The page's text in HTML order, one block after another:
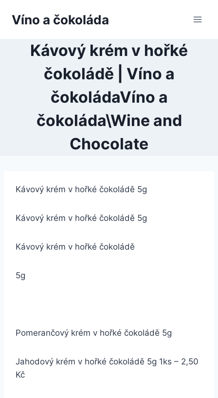
Víno a čokoláda
Kávový krém v hořké
čokoládě | Víno a
čokoládaVíno a
čokoláda\Wine and
Chocolate
Kávový krém v hořké čokoládě 5g
Kávový krém v hořké čokoládě 5g
Kávový krém v hořké čokoládě
5g
Pomerančový krém v hořké čokoládě 5g
Jahodový krém v hořké čokoládě 5g 1ks – 2,50
Kč